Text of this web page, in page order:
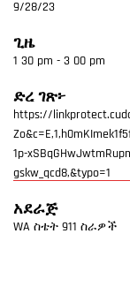
9/28/23
ጊዜ
1 30 pm - 3 00 pm
ድረ ገጽ፦
https://
1p-
gskw_qcd8,&typo=1
አደራጅ
WA ስቴት 911 ስራዎች